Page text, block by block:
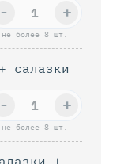
не более 8 шт.
+
-
салазки
не более 8 шт.
+
-